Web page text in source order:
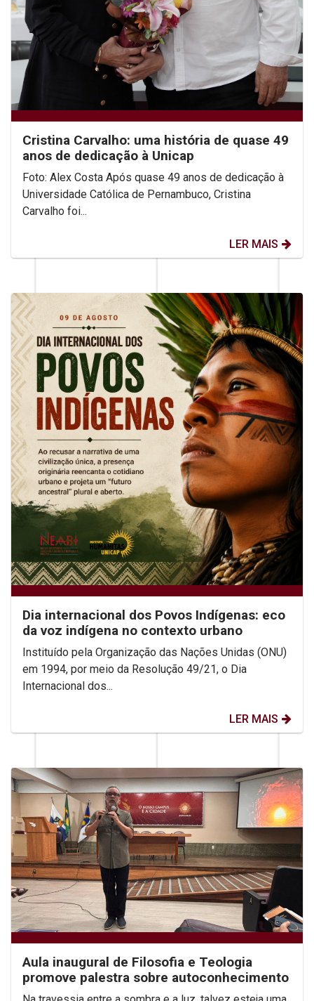
Cristina Carvalho: uma história de quase 49
anos de dedicação à Unicap
Foto: Alex Costa Após quase 49 anos de dedicação à
Universidade Católica de Pernambuco, Cristina
Carvalho foi...
LER MAIS
Dia internacional dos Povos Indígenas: eco
da voz indígena no contexto urbano
Instituído pela Organização das Nações Unidas (ONU)
em 1994, por meio da Resolução 49/21, o Dia
Internacional dos...
LER MAIS
Aula inaugural de Filosofia e Teologia
promove palestra sobre autoconhecimento